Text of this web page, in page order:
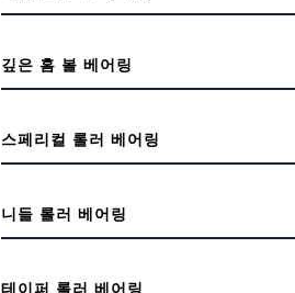
깊은 홈 볼 베어링
스페리컬 롤러 베어링
니들 롤러 베어링
테이퍼 롤러 베어링